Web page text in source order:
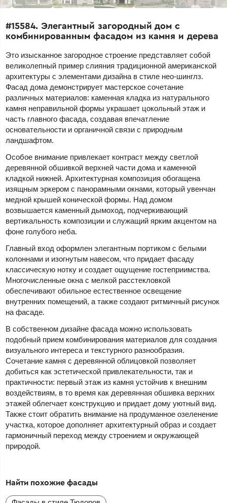
#15584. Элегантный загородный дом с
комбинированным фасадом из камня и дерева
Это изысканное загородное строение представляет собой
великолепный пример слияния традиционной американской
архитектуры с элементами дизайна в стиле нео-шинглз.
Фасад дома демонстрирует мастерское сочетание
различных материалов: каменная кладка из натурального
камня неправильной формы украшает цокольный этаж и
часть главного фасада, создавая впечатление
основательности и органичной связи с природным
ландшафтом.
Особое внимание привлекает контраст между светлой
деревянной обшивкой верхней части дома и каменной
кладкой нижней. Архитектурная композиция обогащена
изящным эркером с панорамными окнами, который увенчан
медной крышей конической формы. Над домом
возвышается каменный дымоход, подчеркивающий
вертикальность композиции и служащий ярким акцентом на
фоне голубого неба.
Главный вход оформлен элегантным портиком с белыми
колоннами и изогнутым навесом, что придает фасаду
классическую нотку и создает ощущение гостеприимства.
Многочисленные окна с мелкой расстекловкой
обеспечивают обильное естественное освещение
внутренних помещений, а также создают ритмичный рисунок
на фасаде.
В собственном дизайне фасада можно использовать
подобный прием комбинирования материалов для создания
визуального интереса и текстурного разнообразия.
Сочетание камня с деревянной облицовкой позволяет
добиться как эстетической привлекательности, так и
практичности: первый этаж из камня устойчив к внешним
воздействиям, в то время как деревянная обшивка верхних
этажей облегчает конструкцию и придает дому уютный вид.
Также стоит обратить внимание на продуманное озеленение
участка, которое дополняет архитектурный образ и создает
гармоничный переход между строением и окружающей
природой.
Найти похожие фасады